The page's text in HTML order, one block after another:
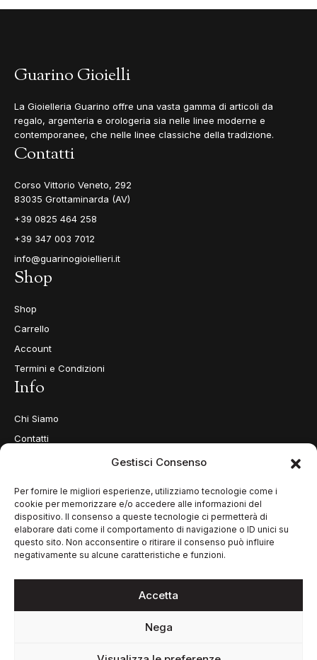
Gestisci Consenso
Per fornire le migliori esperienze, utilizziamo tecnologie come i
cookie per memorizzare e/o accedere alle informazioni del
dispositivo. Il consenso a queste tecnologie ci permetterà di
elaborare dati come il comportamento di navigazione o ID unici su
questo sito. Non acconsentire o ritirare il consenso può influire
negativamente su alcune caratteristiche e funzioni.
Accetta
Nega
Guarino Gioielli
La Gioielleria Guarino offre una vasta gamma di articoli da
regalo, argenteria e orologeria sia nelle linee moderne e
contemporanee, che nelle linee classiche della tradizione.
Contatti
Corso Vittorio Veneto, 292
83035 Grottaminarda (AV)
+39 0825 464 258
+39 347 003 7012
info@guarinogioiellieri.it
Shop
Shop
Carrello
Account
Termini e Condizioni
Info
Chi Siamo
Contatti
© 2026 Guarino Gioiellieri S.r.l.